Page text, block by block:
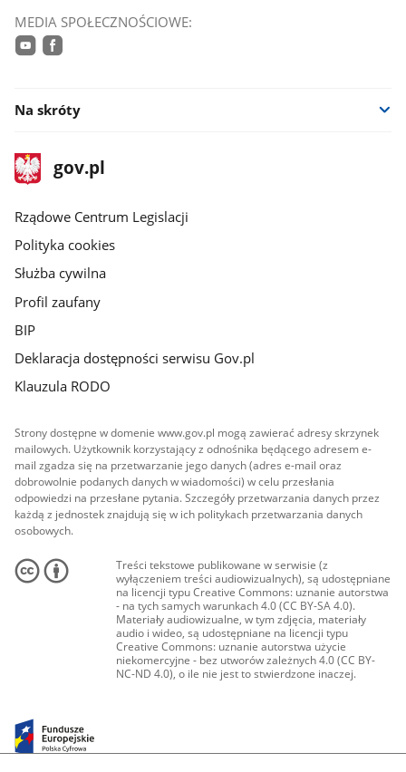
MEDIA SPOŁECZNOŚCIOWE:
Na skróty
stopka
gov.plStrona
gov.pl
Rządowe Centrum Legislacji
Polityka cookies
Służba cywilna
Profil zaufany
BIP
Deklaracja dostępności serwisu Gov.pl
Klauzula RODO
Strony dostępne w domenie www.gov.pl mogą zawierać adresy skrzynek
mailowych. Użytkownik korzystający z odnośnika będącego adresem e-
mail zgadza się na przetwarzanie jego danych (adres e-mail oraz
dobrowolnie podanych danych w wiadomości) w celu przesłania
odpowiedzi na przesłane pytania. Szczegóły przetwarzania danych przez
każdą z jednostek znajdują się w ich politykach przetwarzania danych
osobowych.
Treści tekstowe publikowane w serwisie (z
wyłączeniem treści audiowizualnych), są udostępniane
na licencji typu Creative Commons: uznanie autorstwa
- na tych samych warunkach 4.0 (CC BY-SA 4.0).
Materiały audiowizualne, w tym zdjęcia, materiały
audio i wideo, są udostępniane na licencji typu
Creative Commons: uznanie autorstwa użycie
niekomercyjne - bez utworów zależnych 4.0 (CC BY-
NC-ND 4.0), o ile nie jest to stwierdzone inaczej.